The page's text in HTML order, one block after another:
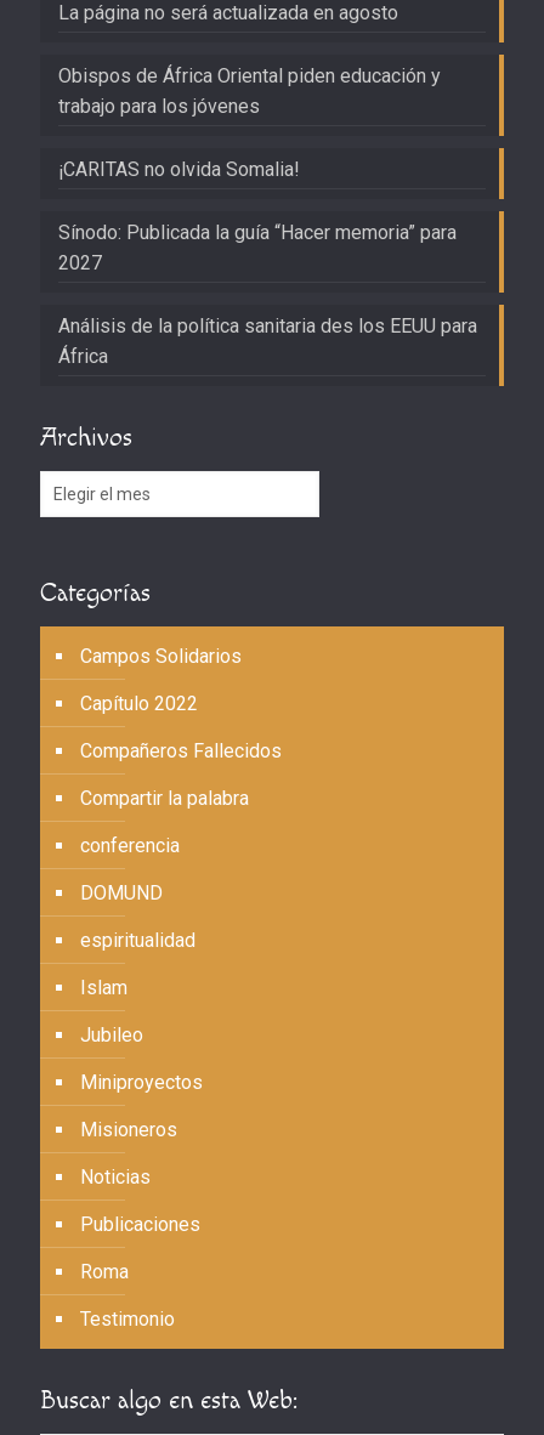
La página no será actualizada en agosto
Obispos de África Oriental piden educación y
trabajo para los jóvenes
¡CARITAS no olvida Somalia!
Sínodo: Publicada la guía “Hacer memoria” para
2027
Análisis de la política sanitaria des los EEUU para
África
Archivos
Archivos
Categorías
Campos Solidarios
Capítulo 2022
Compañeros Fallecidos
Compartir la palabra
conferencia
DOMUND
espiritualidad
Islam
Jubileo
Miniproyectos
Misioneros
Noticias
Publicaciones
Roma
Testimonio
Buscar algo en esta Web: